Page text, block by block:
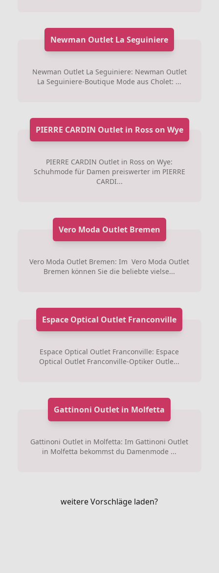
Newman Outlet La Seguiniere
Newman Outlet La Seguiniere: Newman Outlet
La Seguiniere-Boutique Mode aus Cholet: ...
PIERRE CARDIN Outlet in Ross on Wye
PIERRE CARDIN Outlet in Ross on Wye:
Schuhmode für Damen preiswerter im PIERRE
CARDI...
Vero Moda Outlet Bremen
Vero Moda Outlet Bremen: Im Vero Moda Outlet
Bremen können Sie die beliebte vielse...
Espace Optical Outlet Franconville
Espace Optical Outlet Franconville: Espace
Optical Outlet Franconville-Optiker Outle...
Gattinoni Outlet in Molfetta
Gattinoni Outlet in Molfetta: Im Gattinoni Outlet
in Molfetta bekommst du Damenmode ...
weitere Vorschläge laden?